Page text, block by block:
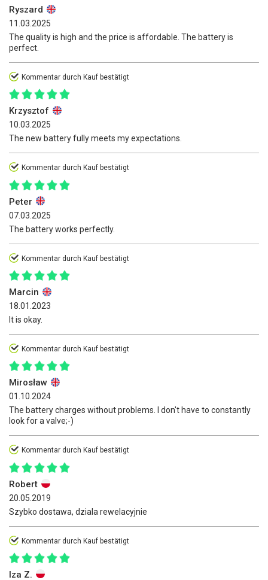
Ryszard
11.03.2025
The quality is high and the price is affordable. The battery is
perfect.
Kommentar durch Kauf bestätigt
Krzysztof
10.03.2025
The new battery fully meets my expectations.
Kommentar durch Kauf bestätigt
Peter
07.03.2025
The battery works perfectly.
Kommentar durch Kauf bestätigt
Marcin
18.01.2023
It is okay.
Kommentar durch Kauf bestätigt
Mirosław
01.10.2024
The battery charges without problems. I don't have to constantly
look for a valve;-)
Kommentar durch Kauf bestätigt
Robert
20.05.2019
Szybko dostawa, dziala rewelacyjnie
Kommentar durch Kauf bestätigt
Iza Z.